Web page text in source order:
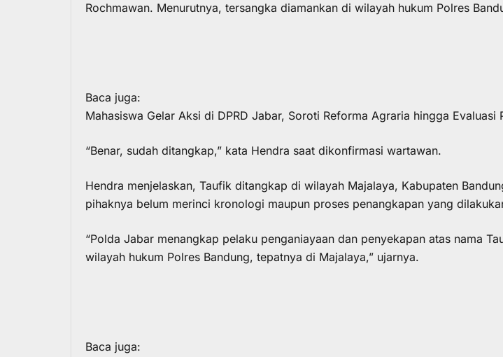
Rochmawan. Menurutnya, tersangka diamankan di wilayah hukum Polres
Baca juga:
Mahasiswa Gelar Aksi di DPRD Jabar, Soroti Reforma Agraria hingga Evaluasi
“Benar, sudah ditangkap,” kata Hendra saat dikonfirmasi wartawan.
Hendra menjelaskan, Taufik ditangkap di wilayah Majalaya, Kabupaten
pihaknya belum merinci kronologi maupun proses penangkapan yang
“Polda Jabar menangkap pelaku penganiayaan dan penyekapan atas nama
wilayah hukum Polres Bandung, tepatnya di Majalaya,” ujarnya.
Baca juga: